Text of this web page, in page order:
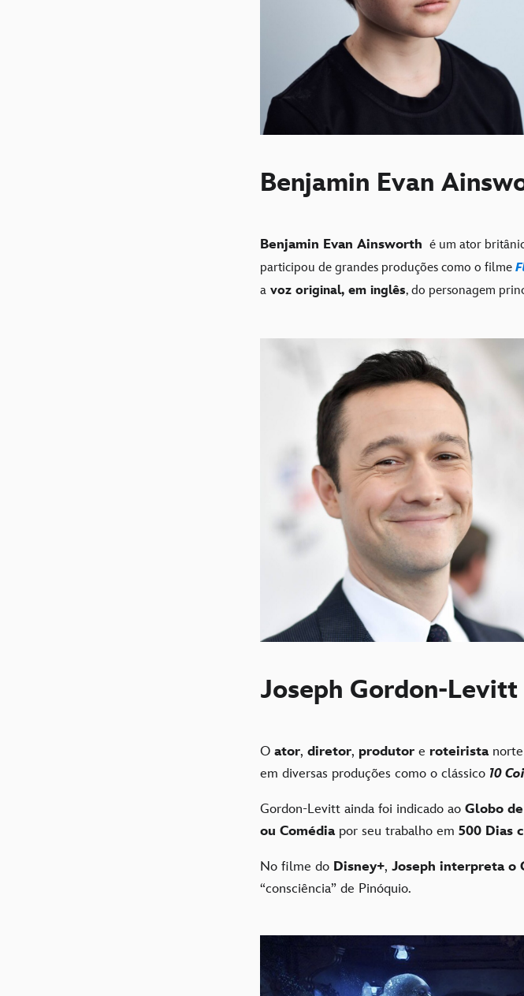
Benjamin Evan
Benjamin Evan Ainsworth é um ator
participou de grandes produções como o filme
a voz original, em inglês, do personagem
Joseph Gordon-
O ator, diretor, produtor e roteirista
em diversas produções como o clássico 10
Gordon-Levitt ainda foi indicado ao Globo
ou Comédiapor seu trabalho em 500 Dias
No filme do Disney+, Joseph interpreta o
“consciência” de Pinóquio.